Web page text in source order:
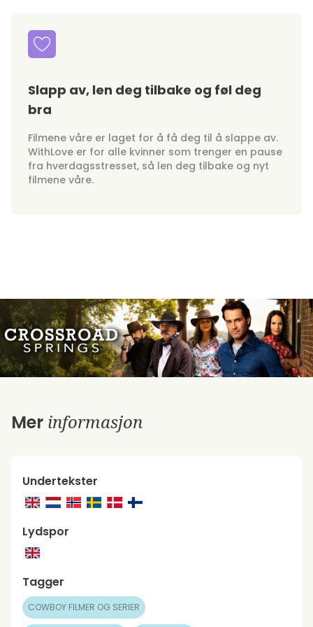
Slapp av, len deg tilbake og føl deg
bra
Filmene våre er laget for å få deg til å slappe av.
WithLove er for alle kvinner som trenger en pause
fra hverdagsstresset, så len deg tilbake og nyt
filmene våre.
Mer informasjon
Undertekster
Lydspor
Tagger
COWBOY FILMER OG SERIER